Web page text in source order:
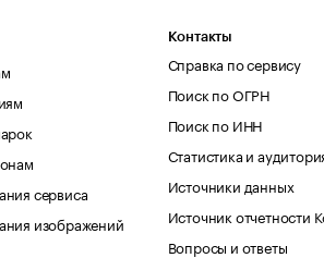
сервиса
изображений
Контакты
Справка по сервису
Поиск по ОГРН
Поиск по ИНН
Статистика и
Источники данных
Источник отчетности
Вопросы и ответы